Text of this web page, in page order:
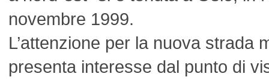
novembre 1999.
L’attenzione per la nuova strada
presenta interesse dal punto di